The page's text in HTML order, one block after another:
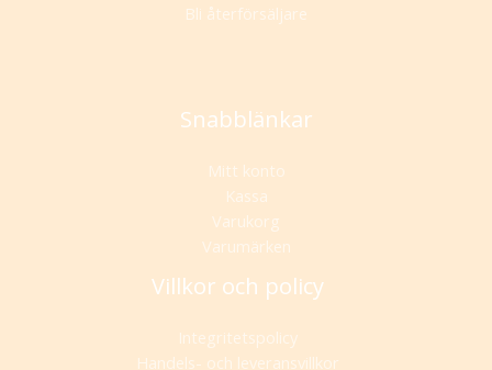
Bli återförsäljare
Snabblänkar
Mitt konto
Kassa
Varukorg
Varumärken
Villkor och policy
Integritetspolicy
Handels- och leveransvillkor